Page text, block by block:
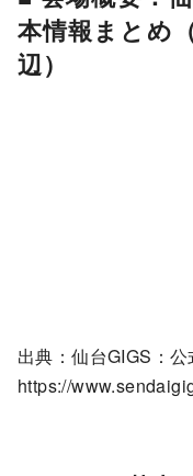
本情報まとめ
辺）
出典：仙台GIGS：公
https://